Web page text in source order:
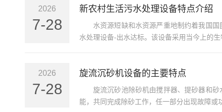
2026
7-28
新农村生活污水处理设备特点介绍
水资源短缺和水资源严重地制约着我国
水处理设备-出水达标。该设备采用当今上的
2026
7-28
旋流沉砂机设备的主要特点
旋流沉砂池除砂机由搅拌器、提砂器和
能，共同完成除砂工作，任一部分出现故障